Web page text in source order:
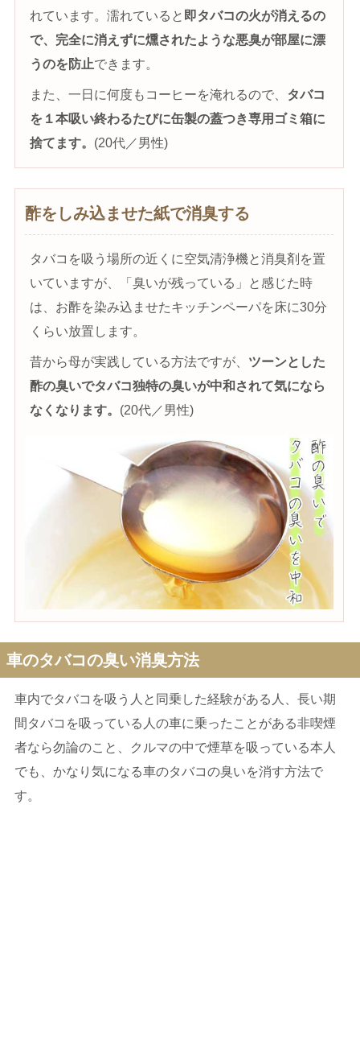
れています。濡れていると 即タバコの火が消えるの
で、完全に消えずに燻されたような悪臭が部屋に漂
うのを防止できます。
また、一日に何度もコーヒーを淹れるので、
タバコ
を１本吸い終わるたびに缶製の蓋つき専用ゴミ箱に
捨てます。 (20代／男性)
酢をしみ込ませた紙で消臭する
タバコを吸う場所の近くに空気清浄機と消臭剤を置
いていますが、「臭いが残っている」と感じた時
は、お酢を染み込ませたキッチンペーパを床に30分
くらい放置します。
昔から母が実践している方法ですが、 ツーンとした
酢の臭いでタバコ独特の臭いが中和されて気になら
なくなります。 (20代／男性)
車のタバコの臭い消臭方法
車内でタバコを吸う人と同乗した経験がある人、長い期
間タバコを吸っている人の車に乗ったことがある非喫煙
者なら勿論のこと、クルマの中で煙草を吸っている本人
でも、かなり気になる車のタバコの臭いを消す方法で
す。